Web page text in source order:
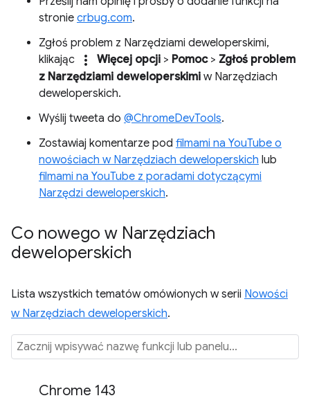
stronie crbug.com.
Zgłoś problem z Narzędziami deweloperskimi,
klikając
more_vert Więcej opcji > Pomoc> Zgłoś problem
z Narzędziami deweloperskimi w Narzędziach
deweloperskich.
Wyślij tweeta do @ChromeDevTools.
Zostawiaj komentarze pod filmami na YouTube o
nowościach w Narzędziach deweloperskich lub
filmami na YouTube z poradami dotyczącymi
Narzędzi deweloperskich.
Co nowego w Narzędziach
deweloperskich
Lista wszystkich tematów omówionych w serii Nowości
w Narzędziach deweloperskich.
Chrome 143